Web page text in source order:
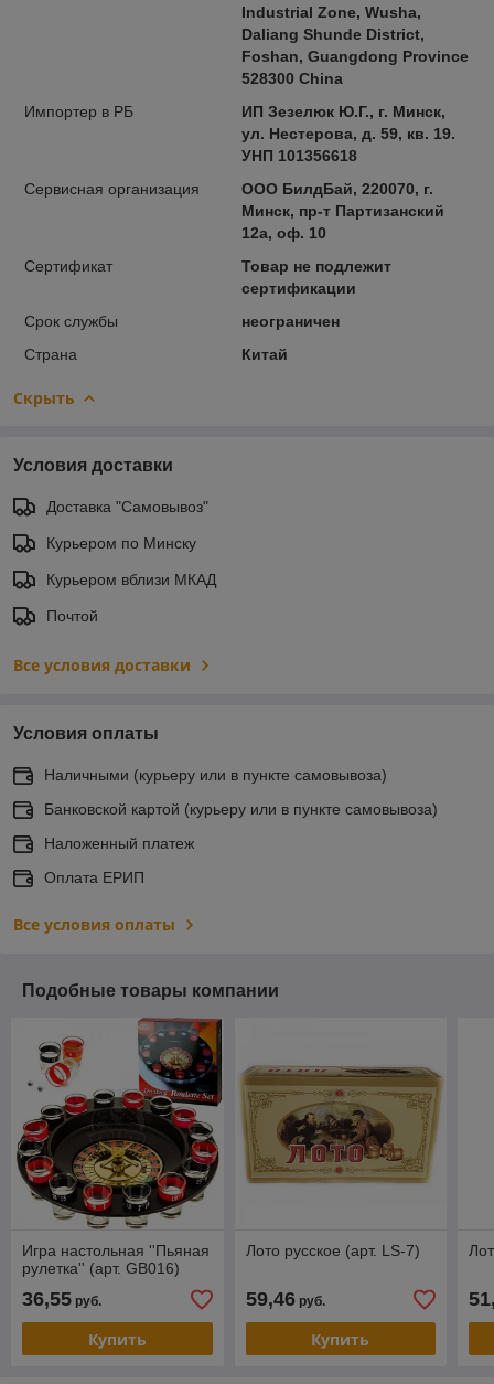
Industrial Zone, Wusha,
Daliang Shunde District,
Foshan, Guangdong Province
528300 China
Импортер в РБ
ИП Зезелюк Ю.Г., г. Минск,
ул. Нестерова, д. 59, кв. 19.
УНП 101356618
Сервисная организация
ООО БилдБай, 220070, г.
Минск, пр-т Партизанский
12а, оф. 10
Сертификат
Товар не подлежит
сертификации
Срок службы
неограничен
Страна
Китай
Скрыть
Условия доставки
Доставка "Самовывоз"
Курьером по Минску
Курьером вблизи МКАД
Почтой
Все условия доставки
Условия оплаты
Наличными (курьеру или в пункте самовывоза)
Банковской картой (курьеру или в пункте самовывоза)
Наложенный платеж
Оплата ЕРИП
Все условия оплаты
Подобные товары компании
Игра настольная ''Пьяная
рулетка'' (арт. GB016)
36,55 руб.
Купить
Лото русское (арт. LS-7)
59,46руб.
Купить